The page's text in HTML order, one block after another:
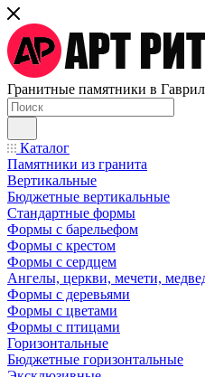
Гранитные памятники в
Каталог
Памятники из гранита
Вертикальные
Бюджетные вертикальные
Стандартные формы
Формы с барельефом
Формы с крестом
Формы с сердцем
Ангелы, церкви, мечети,
Формы с деревьями
Формы с цветами
Формы с птицами
Горизонтальные
Бюджетные горизонтальные